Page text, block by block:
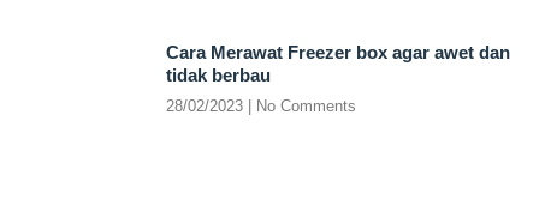
Cara Merawat Freezer box agar awet dan
tidak berbau
28/02/2023 No Comments